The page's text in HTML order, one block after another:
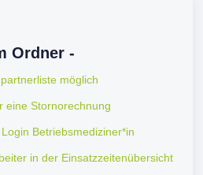
Ordner -
möglich
eine Stornorechnung
Betriebsmediziner*in
in der Einsatzzeitenübersicht